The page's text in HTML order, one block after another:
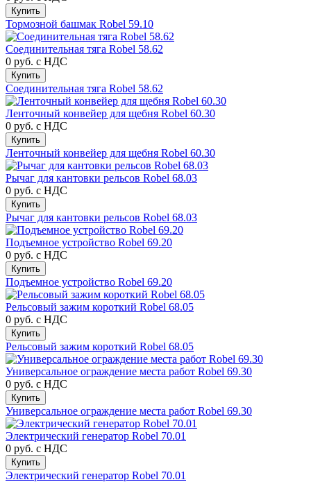
Купить
Тормозной башмак Robel 59.10
Соединительная тяга Robel 58.62
0 руб. с НДС
Купить
Соединительная тяга Robel 58.62
Ленточный конвейер для щебня Robel 60.30
0 руб. с НДС
Купить
Ленточный конвейер для щебня Robel 60.30
Рычаг для кантовки рельсов Robel 68.03
0 руб. с НДС
Купить
Рычаг для кантовки рельсов Robel 68.03
Подъемное устройство Robel 69.20
0 руб. с НДС
Купить
Подъемное устройство Robel 69.20
Рельсовый зажим короткий Robel 68.05
0 руб. с НДС
Купить
Рельсовый зажим короткий Robel 68.05
Универсальное ограждение места работ Robel 69.30
0 руб. с НДС
Купить
Универсальное ограждение места работ Robel 69.30
Электрический генератор Robel 70.01
0 руб. с НДС
Купить
Электрический генератор Robel 70.01